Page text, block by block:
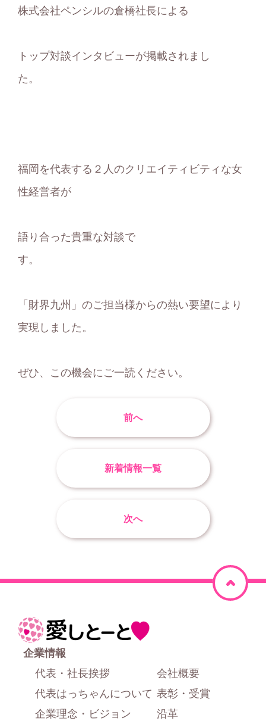
株式会社ペンシルの倉橋社長による
トップ対談インタビューが掲載されまし
た。
福岡を代表する２人のクリエイティビティな女
性経営者が
語り合った貴重な対談で
す
「財界九州」のご担当様からの熱い要望により
実現しました。
ぜひ、この機会にご一読ください。
前へ
新着情報一覧
次へ
ペ
ー
ホ
ー
企業情報
代表・社長挨拶
代表はっちゃんについて
企業理念・ビジョン
会社概要
表彰・受賞
沿革